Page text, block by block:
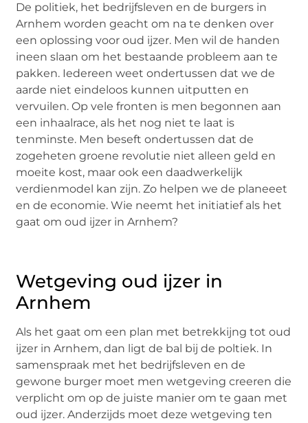
De politiek, het bedrijfsleven en de burgers in
Arnhem worden geacht om na te denken over
een oplossing voor oud ijzer. Men wil de handen
ineen slaan om het bestaande probleem aan te
pakken. Iedereen weet ondertussen dat we de
aarde niet eindeloos kunnen uitputten en
vervuilen. Op vele fronten is men begonnen aan
een inhaalrace, als het nog niet te laat is
tenminste. Men beseft ondertussen dat de
zogeheten groene revolutie niet alleen geld en
moeite kost, maar ook een daadwerkelijk
verdienmodel kan zijn. Zo helpen we de planeeet
en de economie. Wie neemt het initiatief als het
gaat om oud ijzer in Arnhem?
Wetgeving oud ijzer in
Arnhem
Als het gaat om een plan met betrekkijng tot oud
ijzer in Arnhem, dan ligt de bal bij de poltiek. In
samenspraak met het bedrijfsleven en de
gewone burger moet men wetgeving creeren die
verplicht om op de juiste manier om te gaan met
oud ijzer. Anderzijds moet deze wetgeving ten